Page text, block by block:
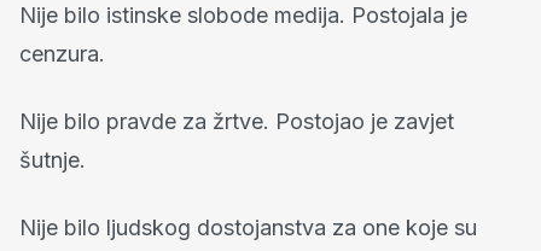
Nije bilo istinske slobode medija. Postojala je
cenzura.
Nije bilo pravde za žrtve. Postojao je zavjet
šutnje.
Nije bilo ljudskog dostojanstva za one koje su